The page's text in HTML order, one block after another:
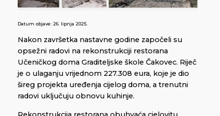
Datum objave: 26. lipnja 2025.
Nakon završetka nastavne godine započeli su
opsežni radovi na rekonstrukciji restorana
Učeničkog doma Graditeljske škole Čakovec. Riječ
je o ulaganju vrijednom 227.308 eura, koje je dio
šireg projekta uređenja cijelog doma, a trenutni
radovi uključuju obnovu kuhinje.